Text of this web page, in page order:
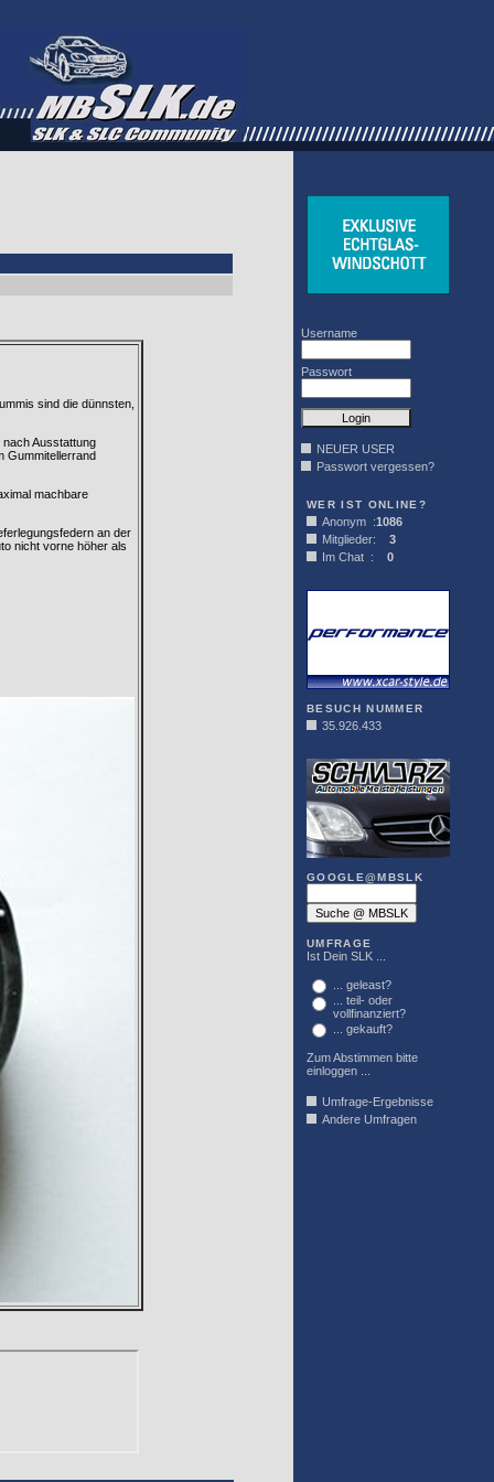
sind die dünnsten,
Ausstattung
Gummitellerrand
machbare
an der
nicht vorne höher als
Username
Passwort
NEUER USER
Passwort vergessen?
WER IST ONLINE?
Anonym :1086
Mitglieder: 3
Im Chat : 0
BESUCH NUMMER
35.926.433
GOOGLE@MBSLK
UMFRAGE
Ist Dein SLK ...
... geleast?
... teil- oder
vollfinanziert?
... gekauft?
Zum Abstimmen bitte
einloggen ...
Umfrage-Ergebnisse
Andere Umfragen